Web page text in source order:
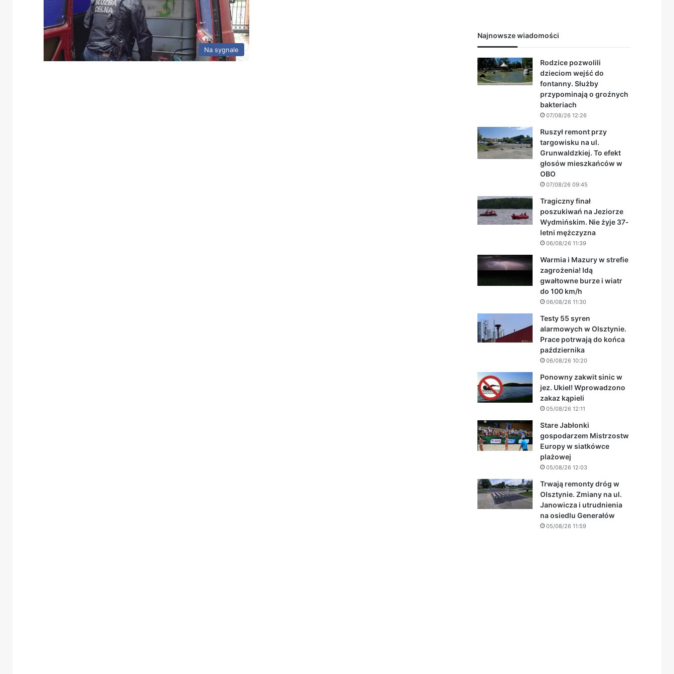
Na sygnale
Najnowsze wiadomości
Rodzice pozwolili
dzieciom wejść do
fontanny. Służby
przypominają o groźnych
bakteriach
07/08/26 12:26
Ruszył remont przy
targowisku na ul.
Grunwaldzkiej. To efekt
głosów mieszkańców w
OBO
07/08/26 09:45
Tragiczny finał
poszukiwań na Jeziorze
Wydmińskim. Nie żyje 37-
letni mężczyzna
06/08/26 11:39
Warmia i Mazury w strefie
zagrożenia! Idą
gwałtowne burze i wiatr
do 100 km/h
06/08/26 11:30
Testy 55 syren
alarmowych w Olsztynie.
Prace potrwają do końca
października
06/08/26 10:20
Ponowny zakwit sinic w
jez. Ukiel! Wprowadzono
zakaz kąpieli
05/08/26 12:11
Stare Jabłonki
gospodarzem Mistrzostw
Europy w siatkówce
plażowej
05/08/26 12:03
Trwają remonty dróg w
Olsztynie. Zmiany na ul.
Janowicza i utrudnienia
na osiedlu Generałów
05/08/26 11:59